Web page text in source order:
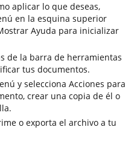
aplicar lo que deseas,
en la esquina superior
Ayuda para inicializar
de la barra de herramientas
tus documentos.
y selecciona Acciones para
crear una copia de él o
o exporta el archivo a tu